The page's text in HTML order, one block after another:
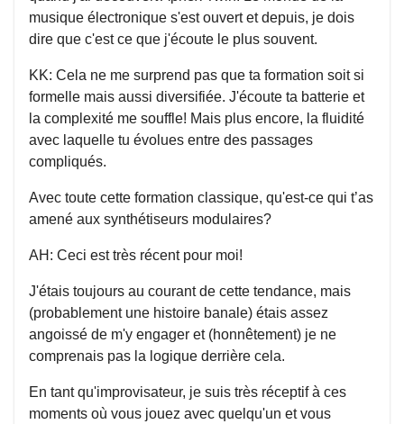
musique électronique s'est ouvert et depuis, je dois
dire que c'est ce que j'écoute le plus souvent.
KK: Cela ne me surprend pas que ta formation soit si
formelle mais aussi diversifiée. J'écoute ta batterie et
la complexité me souffle! Mais plus encore, la fluidité
avec laquelle tu évolues entre des passages
compliqués.
Avec toute cette formation classique, qu'est-ce qui t’as
amené aux synthétiseurs modulaires?
AH: Ceci est très récent pour moi!
J'étais toujours au courant de cette tendance, mais
(probablement une histoire banale) étais assez
angoissé de m'y engager et (honnêtement) je ne
comprenais pas la logique derrière cela.
En tant qu'improvisateur, je suis très réceptif à ces
moments où vous jouez avec quelqu'un et vous